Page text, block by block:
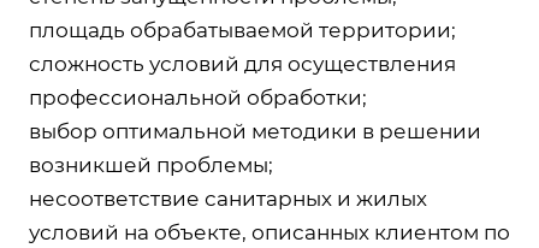
площадь обрабатываемой территории;
сложность условий для осуществления
профессиональной обработки;
выбор оптимальной методики в решении
возникшей проблемы;
несоответствие санитарных и жилых
условий на объекте, описанных клиентом по